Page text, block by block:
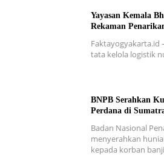
Yayasan Kemala
Rekaman
Faktayogyakarta.id
tata kelola logistik
BNPB Serahkan
Perdana di
Badan Nasional
menyerahkan
kepada korban